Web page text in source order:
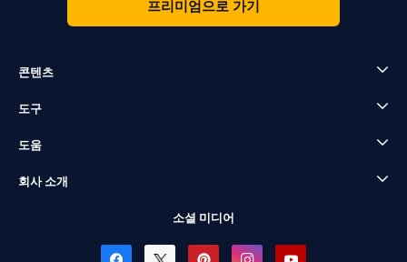
프리미엄으로 가기
콘텐츠
도구
도움
회사 소개
소셜 미디어